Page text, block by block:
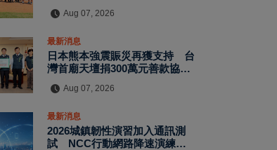
Aug 07, 2026
最新消息
日本熊本強震賑災再獲支持 台
灣首廟天壇捐300萬元善款協助
Aug 07, 2026
最新消息
2026城鎮韌性演習加入通訊測
試 NCC行動網路降速演練驗